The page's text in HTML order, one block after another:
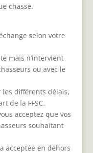
chasse.
selon votre
mais n’intervient
ou avec le
les différents délais,
de la FFSC.
acceptez que vos
souhaitant
acceptée en dehors